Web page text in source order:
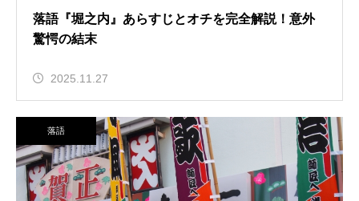
落語『堀之内』あらすじとオチを完全解説！意外
驚愕の結末
2025.11.27
落語